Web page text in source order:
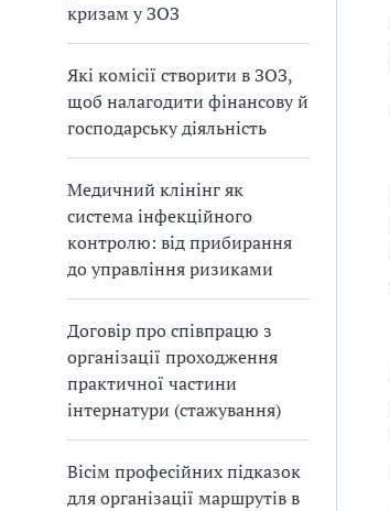
кризам у ЗОЗ
Які комісії створити в ЗОЗ,
щоб налагодити фінансову й
господарську діяльність
Медичний клінінг як
система інфекційного
контролю: від прибирання
до управління ризиками
Договір про співпрацю з
організації проходження
практичної частини
інтернатури (стажування)
Вісім професійних підказок
для організації маршрутів в